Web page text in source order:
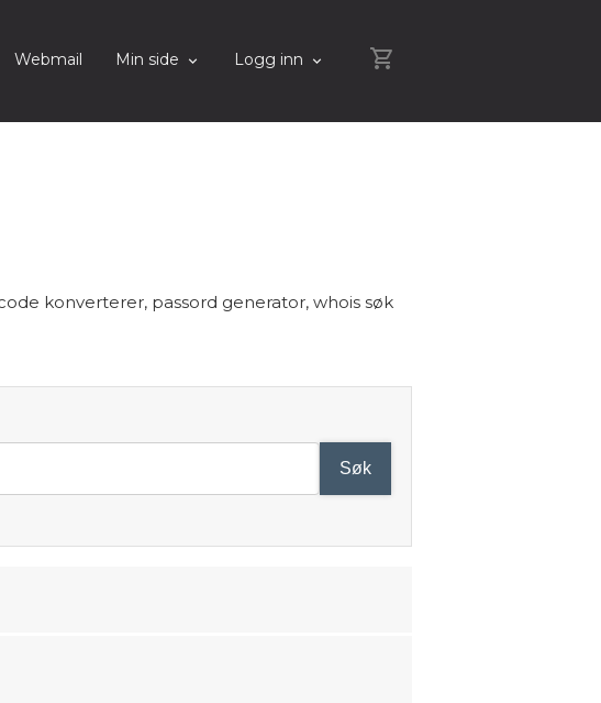
Webmail Min side Logg inn shopping_cart
konverterer, passord generator, whois søk
Søk